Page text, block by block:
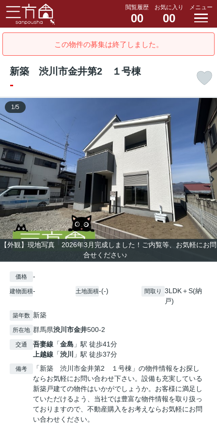
閲覧履歴
00
お気に入り
00
メニュー
この物件の募集は終了しました。
新築 渋川市金井第2 １号棟
-
【外観】現地写真 2026年3月完成しました！ご内覧等、お気軽にお問
合せください♪
1/5
価格 -
建物面積- 土地面積-(-) 間取り
3LDK＋S(納
戸)
築年数 新築
所在地 群馬県渋川市金井500-2
交通 吾妻線 「金島 」駅 徒歩41分
上越線 「渋川 」駅 徒歩37分
備考
「新築 渋川市金井第2 １号棟」の物件情報をお探し
ならお気軽にお問い合わせ下さい。設備も充実している
新築戸建ての物件はいかがでしょうか。お客様に満足し
ていただけるよう、当社では豊富な物件情報を取り扱っ
ておりますので、不動産購入をお考えならお気軽にお問
い合わせください。